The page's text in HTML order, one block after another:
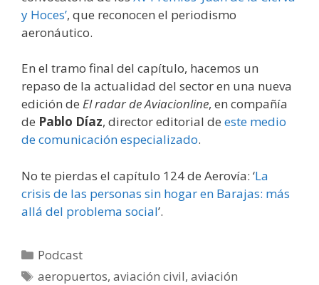
y Hoces’, que reconocen el periodismo
aeronáutico.
En el tramo final del capítulo, hacemos un
repaso de la actualidad del sector en una nueva
edición de El radar de Aviacionline, en compañía
de Pablo Díaz, director editorial de este medio
de comunicación especializado.
No te pierdas el capítulo 124 de Aerovía: ‘La
crisis de las personas sin hogar en Barajas: más
allá del problema social’.
Categorías
Podcast
Etiquetas
aeropuertos,aviación civil,aviación